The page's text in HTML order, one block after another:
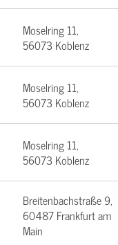
Moselring 11,
56073 Koblenz
Moselring 11,
56073 Koblenz
Moselring 11,
56073 Koblenz
Breitenbachstraße 9,
60487 Frankfurt am
Main